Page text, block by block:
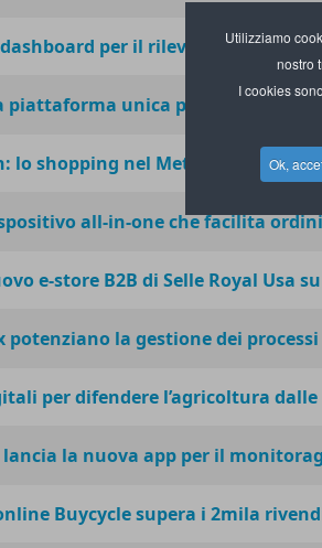
Utilizziamo
nostro
I cookies
Ok,
per il rilevamento dei
piattaforma unica per una
lo shopping nel Metaverso è smart
all-in-one che facilita
e-store B2B di Selle Royal Usa
potenziano la gestione dei
per difendere l’agricoltura
lancia la nuova app per il
Buycycle supera i 2mila